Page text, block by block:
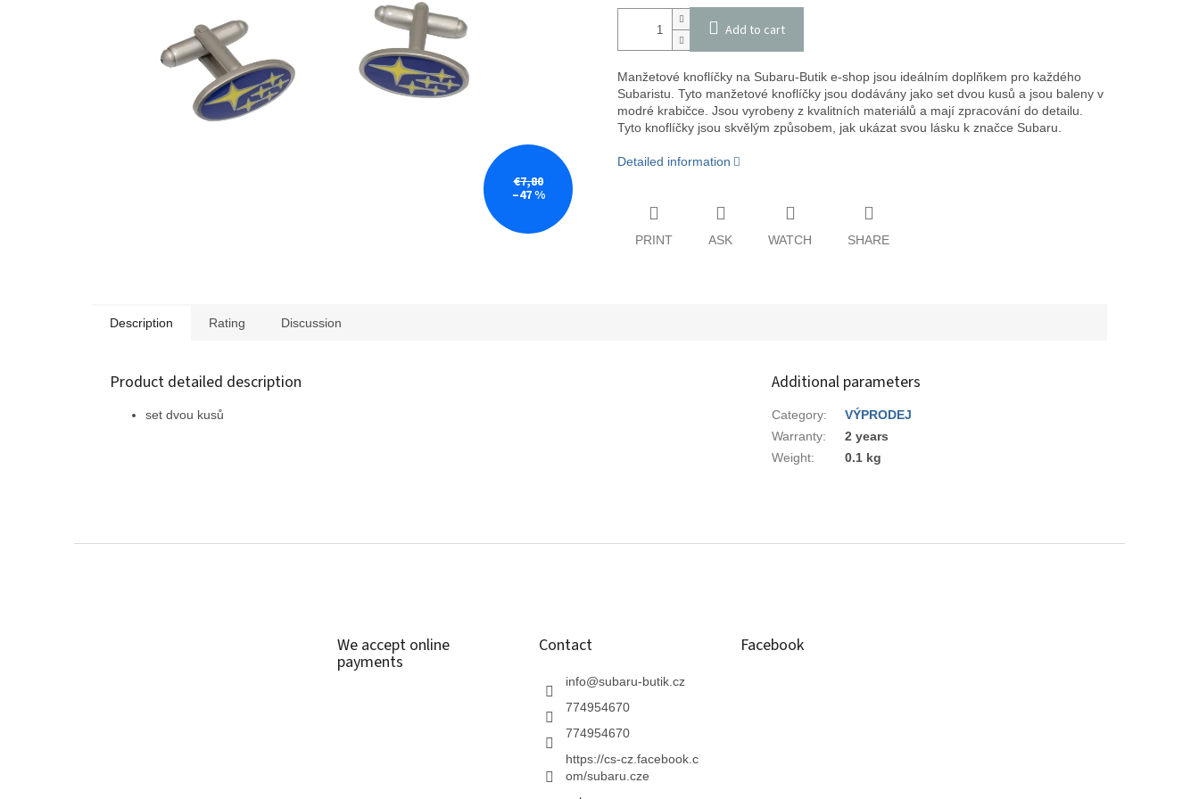
€7,80
–47 %
Add to cart
Manžetové knoflíčky na Subaru-Butik e-shop jsou ideálním doplňkem pro každého
Subaristu. Tyto manžetové knoflíčky jsou dodávány jako set dvou kusů a jsou baleny v
modré krabičce. Jsou vyrobeny z kvalitních materiálů a mají zpracování do detailu.
Tyto knoflíčky jsou skvělým způsobem, jak ukázat svou lásku k značce Subaru.
Detailed information
PRINT ASK WATCH SHARE
Description Rating Discussion
Product detailed description
set dvou kusů
Additional parameters
Category:
VÝPRODEJ
Warranty:
2 years
Weight: 0.1 kg
We accept online
payments
Contact
info@subaru-butik.cz
774954670
774954670
https://cs-cz.facebook.c
om/subaru.cze
Facebook